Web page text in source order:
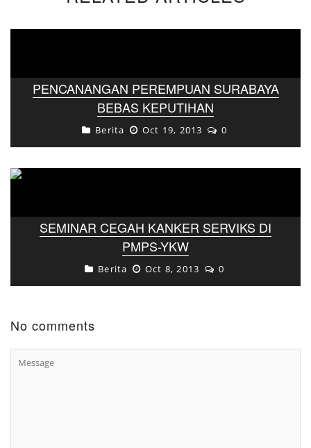
PENCANANGAN PEREMPUAN SURABAYA
BEBAS KEPUTIHAN
Berita Oct 19, 2013 0
SEMINAR CEGAH KANKER SERVIKS DI
PMPS-YKW
Berita Oct 8, 2013 0
No comments